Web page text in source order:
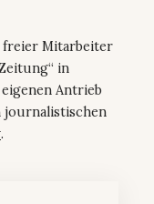
freier Mitarbeiter
in
Antrieb
journalistischen
.